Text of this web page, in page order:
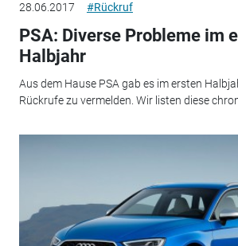
28.06.2017 #Rückruf
PSA: Diverse Probleme im
Halbjahr
Aus dem Hause PSA gab es im ersten
Rückrufe zu vermelden. Wir listen diese